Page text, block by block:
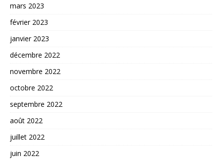
mars 2023
février 2023
janvier 2023
décembre 2022
novembre 2022
octobre 2022
septembre 2022
août 2022
juillet 2022
juin 2022